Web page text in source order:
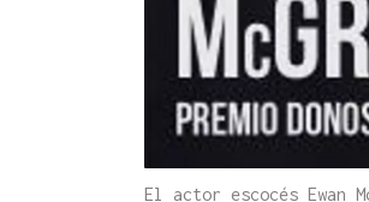
El actor escocés Ewan